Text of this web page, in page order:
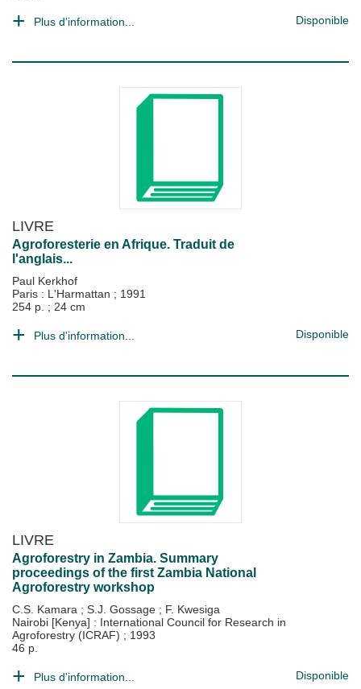
Plus d'information... Disponible
LIVRE
Agroforesterie en Afrique. Traduit de
l'anglais...
Paul Kerkhof
Paris : L'Harmattan ; 1991
254 p. ; 24 cm
Plus d'information... Disponible
LIVRE
Agroforestry in Zambia. Summary
proceedings of the first Zambia National
Agroforestry workshop
C.S. Kamara ; S.J. Gossage ; F. Kwesiga
Nairobi [Kenya] : International Council for Research in
Agroforestry (ICRAF) ; 1993
46 p.
Plus d'information... Disponible